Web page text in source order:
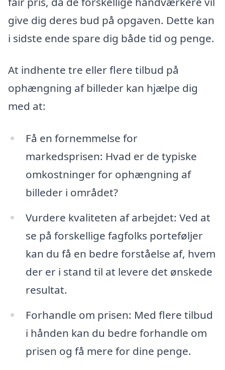
give dig deres bud på opgaven. Dette kan
i sidste ende spare dig både tid og penge.
At indhente tre eller flere tilbud på
ophængning af billeder kan hjælpe dig
med at:
Få en fornemmelse for
markedsprisen: Hvad er de typiske
omkostninger for ophængning af
billeder i området?
Vurdere kvaliteten af arbejdet: Ved at
se på forskellige fagfolks porteføljer
kan du få en bedre forståelse af, hvem
der er i stand til at levere det ønskede
resultat.
Forhandle om prisen: Med flere tilbud
i hånden kan du bedre forhandle om
prisen og få mere for dine penge.